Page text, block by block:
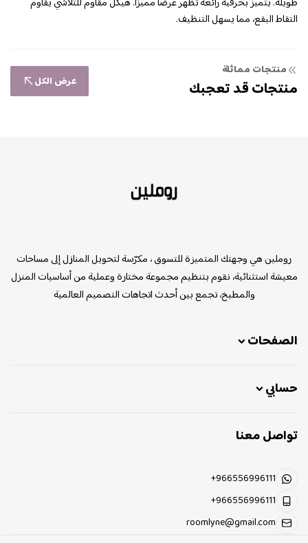
التقاط البقع، مما يسهل التنظيف.
منتجات مماثلة
منتجات قد تعجبك عرض الكل
روملين هي وجهتك المتميزة للتسوق ، مكرّسة لتحويل المنازل إلى مساحات
معيشة استثنائية، نقوم بتنظيم مجموعة مختارة وعملية من أساسيات المنزل
والمطبخ، تجمع بين أحدث اتجاهات التصميم العالمية
الصفحات
حسابي
تواصل معنا
+966556996111
+966556996111
roomlyne@gmail.com